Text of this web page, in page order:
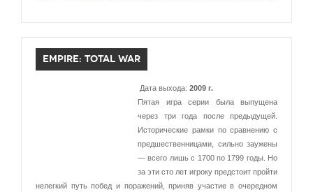
EMPIRE: TOTAL WAR
Дата выхода: 2009 г.
Пятая игра серии была выпущена
через три года после предыдущей.
Исторические рамки по сравнению с
предшественницами, сильно заужены
— всего лишь с 1700 по 1799 годы. Но
за эти сто лет игроку предстоит пройти
нелегкий путь побед и поражений, приняв участие в очередном